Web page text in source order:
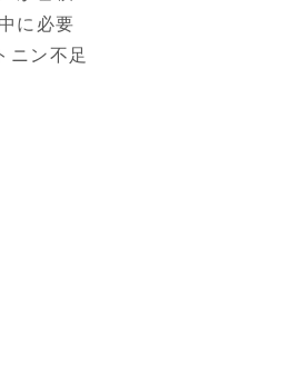
に必要
ニン不足